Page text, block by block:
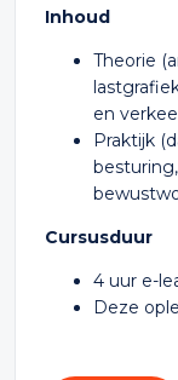
Inhoud
Theorie
en
Praktijk
Cursusduur
4 uur e-
Deze